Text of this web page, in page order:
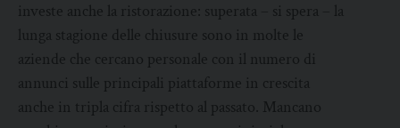
investe anche la ristorazione: superata – si spera – la
lunga stagione delle chiusure sono in molte le
aziende che cercano personale con il numero di
annunci sulle principali piattaforme in crescita
anche in tripla cifra rispetto al passato. Mancano